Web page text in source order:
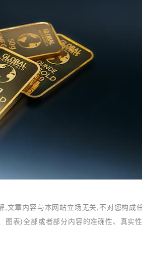
文章内容与本网站立场无关,不对您构成
表)全部或者部分内容的准确性、真实性